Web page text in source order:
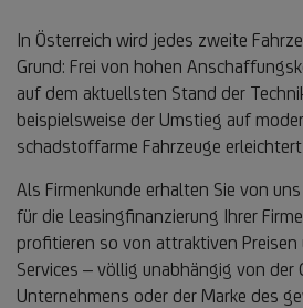
In Österreich wird jedes zweite
Grund: Frei von hohen
auf dem aktuellsten Stand der
beispielsweise der Umstieg auf
schadstoffarme Fahrzeuge
Als Firmenkunde erhalten Sie von
für die Leasingfinanzierung Ihrer
profitieren so von attraktiven
Services – völlig unabhängig von der
Unternehmens oder der Marke des